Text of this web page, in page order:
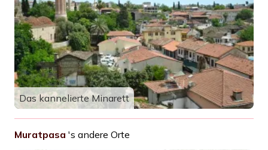
Das kannelierte Minarett
Muratpasa 's andere Orte